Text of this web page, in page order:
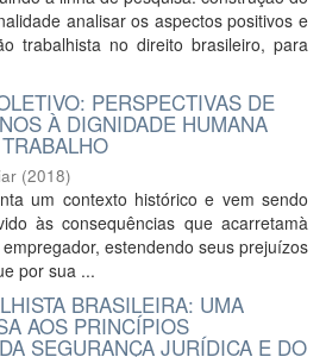
analisar os aspectos positivos e
trabalhista no direito brasileiro, para
PERSPECTIVAS DE
À DIGNIDADE HUMANA
(2018)
um contexto histórico e vem sendo
às consequências que acarretamà
estendendo seus prejuízos
por sua ...
BRASILEIRA: UMA
AOS PRINCÍPIOS
SEGURANÇA JURÍDICA E DO